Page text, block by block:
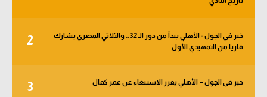
2
خبر في الجول - الأهلي يبدأ من دور الـ 32.. والثلاثي المصري يشارك
قاريا من التمهيدي الأول
3 خبر في الجول – الأهلي يقرر الاستنغاء عن عمر كمال